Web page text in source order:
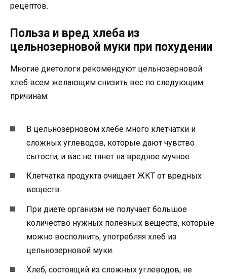
рецептов.
Польза и вред хлеба из
цельнозерновой муки при похудении
Многие диетологи рекомендуют цельнозерновой
хлеб всем желающим снизить вес по следующим
причинам:
В цельнозерновом хлебе много клетчатки и
сложных углеводов, которые дают чувство
сытости, и вас не тянет на вредное мучное.
Клетчатка продукта очищает ЖКТ от вредных
веществ.
При диете организм не получает большое
количество нужных полезных веществ, которые
можно восполнить, употребляя хлеб из
цельнозерновой муки.
Хлеб, состоящий из сложных углеводов, не